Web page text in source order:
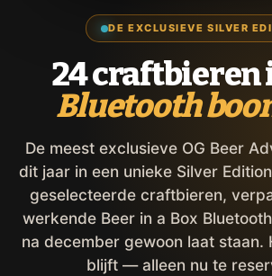
DE EXCLUSIEVE SILVER
24 craftbieren
Bluetooth
De meest exclusieve OG Beer
dit jaar in een unieke Silver
geselecteerde craftbieren,
werkende Beer in a Box
na december gewoon laat staan.
blijft — alleen nu te